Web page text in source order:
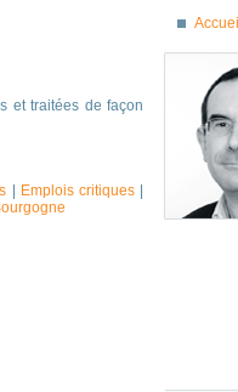
et traitées de façon
Emplois critiques|
Accueil